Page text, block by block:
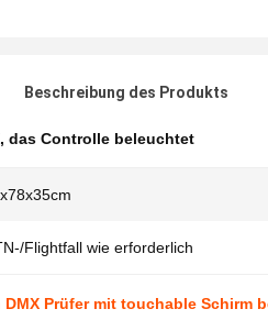
Beschreibung des Produkts
, das Controlle beleuchtet
Flightfall wie erforderlich
Prüfer mit touchable Schirm